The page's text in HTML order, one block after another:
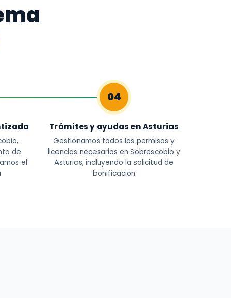
de
el
04
Trámites y ayudas en Asturias
Gestionamos todos los permisos y
licencias necesarios en Sobrescobio y
Asturias, incluyendo la solicitud de
bonificacion